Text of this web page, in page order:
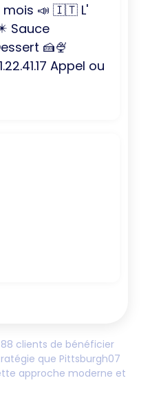
mois 📣 🇮🇹 L'
Sauce
🍰🍨
Appel ou
88 clients de bénéficier
que Pittsburgh07
approche moderne et